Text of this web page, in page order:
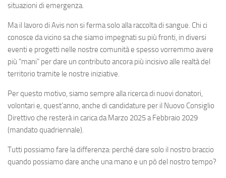
situazioni di emergenza.
Ma il lavoro di Avis non si ferma solo alla raccolta di sangue. Chi ci
conosce da vicino sa che siamo impegnati su più fronti, in diversi
eventi e progetti nelle nostre comunità e spesso vorremmo avere
più “mani” per dare un contributo ancora più incisivo alle realtà del
territorio tramite le nostre iniziative.
Per questo motivo, siamo sempre alla ricerca di nuovi donatori,
volontari e, quest’anno, anche di candidature per il Nuovo Consiglio
Direttivo che resterà in carica da Marzo 2025 a Febbraio 2029
(mandato quadriennale).
Tutti possiamo fare la differenza: perché dare solo il nostro braccio
quando possiamo dare anche una mano e un pò del nostro tempo?